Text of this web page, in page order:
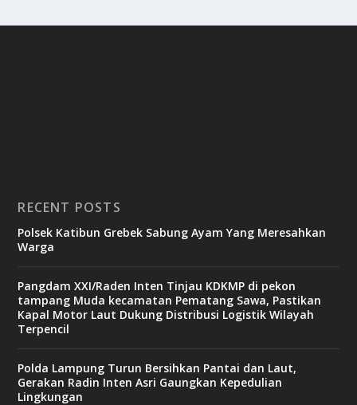
RECENT POSTS
Polsek Katibun Grebek Sabung Ayam Yang Meresahkan
Warga
Pangdam XXI/Raden Inten Tinjau KDKMP di pekon
tampang Muda kecamatan Pematang Sawa, Pastikan
Kapal Motor Laut Dukung Distribusi Logistik Wilayah
Terpencil
Polda Lampung Turun Bersihkan Pantai dan Laut,
Gerakan Radin Inten Asri Gaungkan Kepedulian
Lingkungan